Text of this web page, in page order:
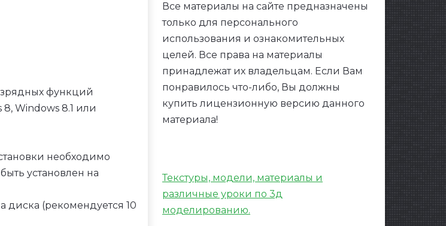
функций
Windows 8.1 или
необходимо
установлен на
диска (рекомендуется 10
Все материалы на сайте предназначены
только для персонального
использования и ознакомительных
целей. Все права на материалы
принадлежат их владельцам. Если Вам
понравилось что-либо, Вы должны
купить лицензионную версию данного
материала!
Текстуры, модели, материалы и
различные уроки по 3д
моделированию.